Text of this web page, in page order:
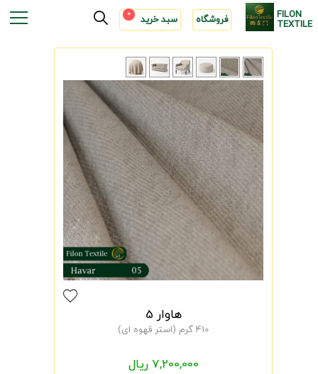
FILON
TEXTILE فروشگاه سبد خرید 0
هاوار 5
410 گرم (استر قهوه ای)
7,200,000 ریال